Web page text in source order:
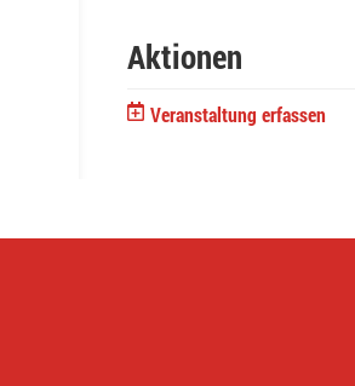
Aktionen
Veranstaltung erfassen